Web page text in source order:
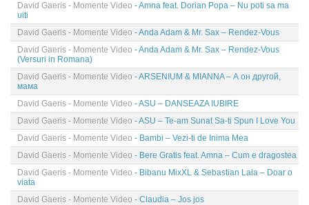
David Gaeris - Momente Video - Amna feat. Dorian Popa – Nu poti sa ma
uiti
David Gaeris - Momente Video - Anda Adam & Mr. Sax – Rendez-Vous
David Gaeris - Momente Video - Anda Adam & Mr. Sax – Rendez-Vous
(Versuri in Romana)
David Gaeris - Momente Video - ARSENIUM & MIANNA – А он другой,
мама
David Gaeris - Momente Video - ASU – DANSEAZA IUBIRE
David Gaeris - Momente Video - ASU – Te-am Sunat Sa-ti Spun I Love You
David Gaeris - Momente Video - Bambi – Vezi-ti de Inima Mea
David Gaeris - Momente Video - Bere Gratis feat. Amna – Cum e dragostea
David Gaeris - Momente Video - Bibanu MixXL & Sebastian Lala – Doar o
viata
David Gaeris - Momente Video - Claudia – Jos jos